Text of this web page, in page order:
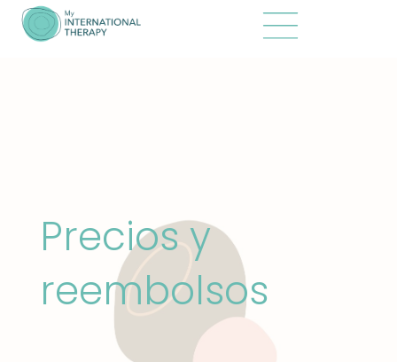
Precios y
reembolsos